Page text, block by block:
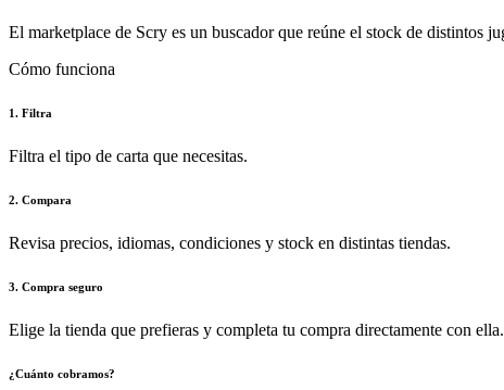
El marketplace de Scry es un buscador que reúne el stock de distintos
Cómo funciona
1. Filtra
Filtra el tipo de carta que necesitas.
2. Compara
Revisa precios, idiomas, condiciones y stock en distintas tiendas.
3. Compra seguro
Elige la tienda que prefieras y completa tu compra directamente con ella.
¿Cuánto cobramos?